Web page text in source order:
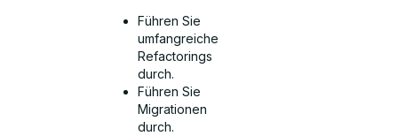
Führen Sie
umfangreiche
Refactorings
durch.
Führen Sie
Migrationen
durch.